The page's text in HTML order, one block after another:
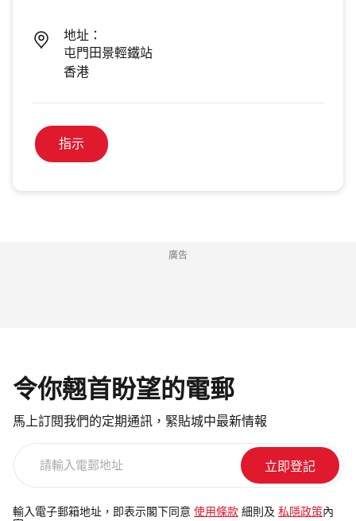
地址：
屯門田景輕鐵站
香港
指示
廣告
令你翹首盼望的電郵
馬上訂閱我們的定期通訊，緊貼城中最新情報
電
輸入電子郵箱地址，即表示閣下同意 使用條款 細則及 私隱政策 內